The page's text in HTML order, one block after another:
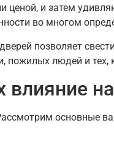
и затем
во многом
позволяет
людей и тех,
основные